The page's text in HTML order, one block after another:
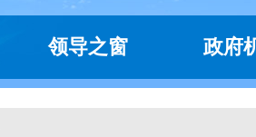
领导之窗 政府